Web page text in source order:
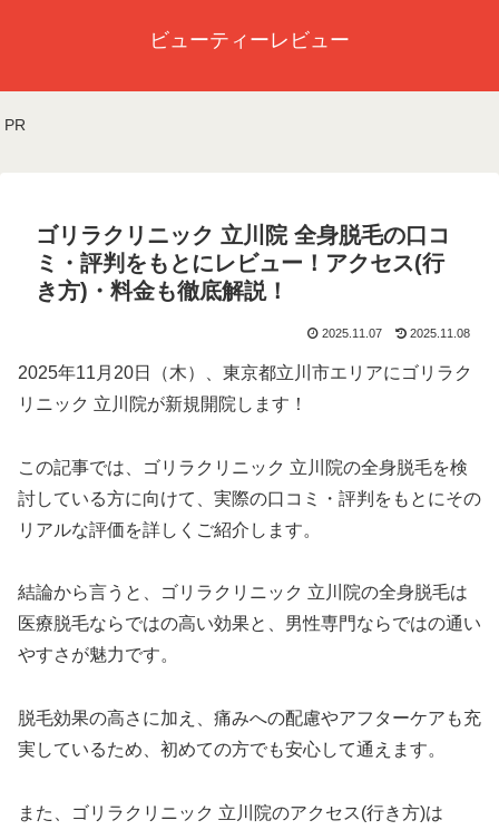
ビューティーレビュー
PR
ゴリラクリニック 立川院 全身脱毛の口コ
ミ・評判をもとにレビュー！アクセス(行
き方)・料金も徹底解説！
2025.11.07 2025.11.08
2025年11月20日（木）、東京都立川市エリアにゴリラク
リニック 立川院が新規開院します！
この記事では、ゴリラクリニック 立川院の全身脱毛を検
討している方に向けて、実際の口コミ・評判をもとにその
リアルな評価を詳しくご紹介します。
結論から言うと、ゴリラクリニック 立川院の全身脱毛は
医療脱毛ならではの高い効果と、男性専門ならではの通い
やすさが魅力です。
脱毛効果の高さに加え、痛みへの配慮やアフターケアも充
実しているため、初めての方でも安心して通えます。
また、ゴリラクリニック 立川院のアクセス(行き方)は